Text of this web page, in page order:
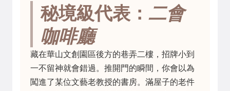
秘境級代表： 二會
咖啡廳
藏在華山文創園區後方的巷弄二樓，招牌小到
一不留神就會錯過。推開門的瞬間，你會以為
闖進了某位文藝老教授的書房。滿屋子的老件